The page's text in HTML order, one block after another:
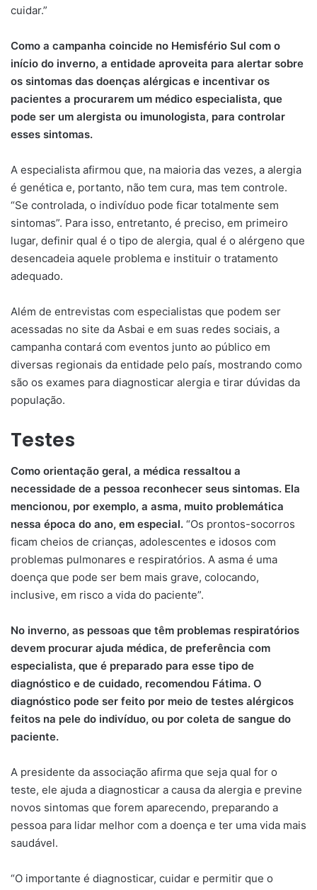
cuidar.”
Como a campanha coincide no Hemisfério Sul com o
início do inverno, a entidade aproveita para alertar sobre
os sintomas das doenças alérgicas e incentivar os
pacientes a procurarem um médico especialista, que
pode ser um alergista ou imunologista, para controlar
esses sintomas.
A especialista afirmou que, na maioria das vezes, a alergia
é genética e, portanto, não tem cura, mas tem controle.
“Se controlada, o indivíduo pode ficar totalmente sem
sintomas”. Para isso, entretanto, é preciso, em primeiro
lugar, definir qual é o tipo de alergia, qual é o alérgeno que
desencadeia aquele problema e instituir o tratamento
adequado.
Além de entrevistas com especialistas que podem ser
acessadas no site da Asbai e em suas redes sociais, a
campanha contará com eventos junto ao público em
diversas regionais da entidade pelo país, mostrando como
são os exames para diagnosticar alergia e tirar dúvidas da
população.
Testes
Como orientação geral, a médica ressaltou a
necessidade de a pessoa reconhecer seus sintomas. Ela
mencionou, por exemplo, a asma, muito problemática
nessa época do ano, em especial. “Os prontos-socorros
ficam cheios de crianças, adolescentes e idosos com
problemas pulmonares e respiratórios. A asma é uma
doença que pode ser bem mais grave, colocando,
inclusive, em risco a vida do paciente”.
No inverno, as pessoas que têm problemas respiratórios
devem procurar ajuda médica, de preferência com
especialista, que é preparado para esse tipo de
diagnóstico e de cuidado, recomendou Fátima. O
diagnóstico pode ser feito por meio de testes alérgicos
feitos na pele do indivíduo, ou por coleta de sangue do
paciente.
A presidente da associação afirma que seja qual for o
teste, ele ajuda a diagnosticar a causa da alergia e previne
novos sintomas que forem aparecendo, preparando a
pessoa para lidar melhor com a doença e ter uma vida mais
saudável.
“O importante é diagnosticar, cuidar e permitir que o